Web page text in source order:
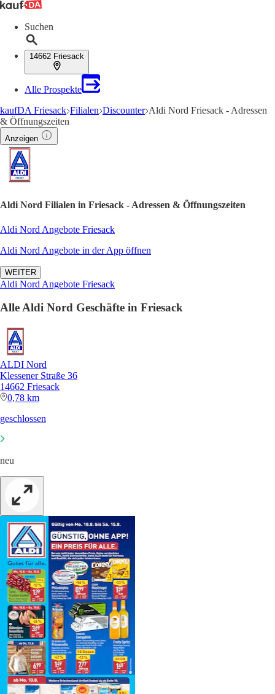
Suchen
14662 Friesack
Alle Prospekte
kaufDA Friesack Filialen Discounter Aldi Nord Friesack - Adressen
& Öffnungszeiten
Anzeigen
Aldi Nord Filialen in Friesack - Adressen & Öffnungszeiten
Aldi Nord Angebote Friesack
Aldi Nord Angebote in der App öffnen
WEITER
Aldi Nord Angebote Friesack
Alle Aldi Nord Geschäfte in Friesack
ALDI Nord
Klessener Straße 36
14662 Friesack
0,78 km
geschlossen
neu